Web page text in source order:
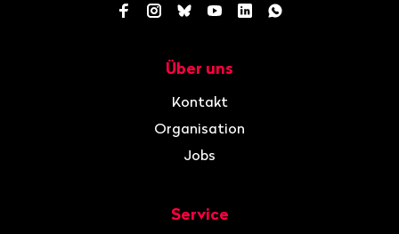
Facebook
Instagram
BlueskyYouTube
LinkedInWhatsApp
Über uns
Kontakt
Organisation
Jobs
Service